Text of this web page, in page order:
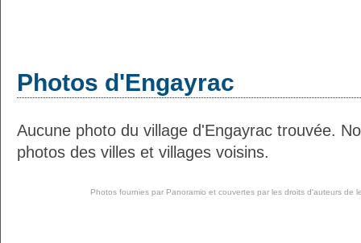
Photos d'Engayrac
Aucune photo du village d'Engayrac trouvée.
photos des villes et villages voisins.
Photos fournies par Panoramio et couvertes par les droits d'auteurs de